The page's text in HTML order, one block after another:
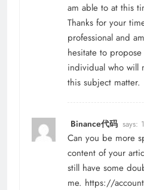
am able to at this
Thanks for your
professional and
hesitate to
individual who will
this subject matter.
Binance代码 says:
Can you be more
content of your
still have some
me. https://